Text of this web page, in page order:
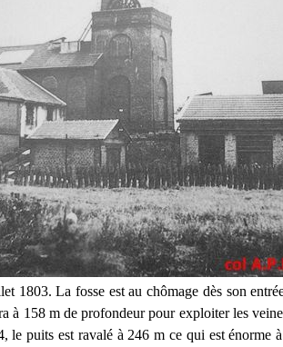
1803. La fosse est au chômage dès son
à 158 m de profondeur pour exploiter les
le puits est ravalé à 246 m ce qui est énorme